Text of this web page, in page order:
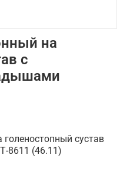
на
с
сустав
8611 (46.11)